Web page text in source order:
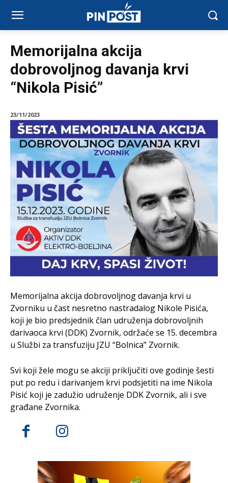
Memorijalna akcija
dobrovoljnog davanja krvi
“Nikola Pisić”
23/11/2023
Memorijalna akcija dobrovoljnog davanja krvi u
Zvorniku u čast nesretno nastradalog Nikole Pisića,
koji je bio predsjednik član udruženja dobrovoljnih
darivaoca krvi (DDK) Zvornik, održaće se 15. decembra
u Službi za transfuziju JZU “Bolnica” Zvornik.
Svi koji žele mogu se akciji priključiti ove godinje šesti
put po redu i darivanjem krvi podsjetiti na ime Nikola
Pisić koji je zadužio udruženje DDK Zvornik, ali i sve
građane Zvornika.